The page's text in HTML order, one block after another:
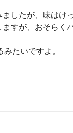
したが、味はけ
ますが、おそらく
たいですよ。